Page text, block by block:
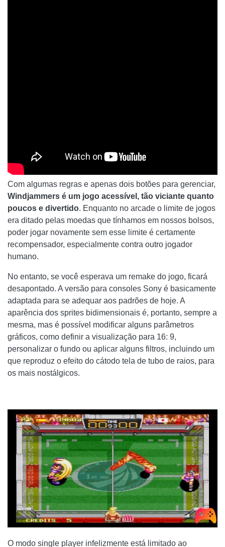
Com algumas regras e apenas dois botões para gerenciar,
Windjammers é um jogo acessível, tão viciante quanto
poucos e divertido. Enquanto no arcade o limite de jogos
era ditado pelas moedas que tínhamos em nossos bolsos,
poder jogar novamente sem esse limite é certamente
recompensador, especialmente contra outro jogador
humano.
No entanto, se você esperava um remake do jogo, ficará
desapontado. A versão para consoles Sony é basicamente
adaptada para se adequar aos padrões de hoje. A
aparência dos sprites bidimensionais é, portanto, sempre a
mesma, mas é possível modificar alguns parâmetros
gráficos, como definir a visualização para 16: 9,
personalizar o fundo ou aplicar alguns filtros, incluindo um
que reproduz o efeito do cátodo tela de tubo de raios, para
os mais nostálgicos.
O modo single player infelizmente está limitado ao